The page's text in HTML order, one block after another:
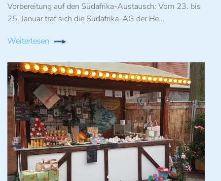
Vorbereitung auf den Südafrika-Austausch: Vom 23. bis
25. Januar traf sich die Südafrika-AG der He…
Weiterlesen